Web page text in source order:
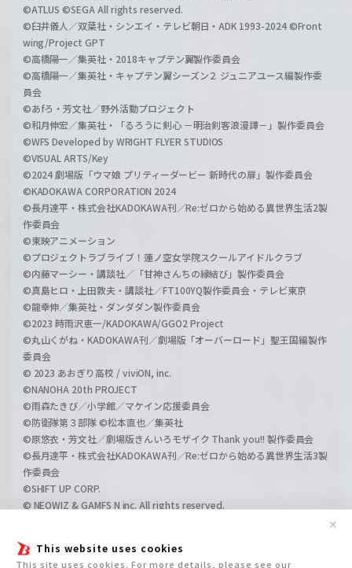
This website uses cookies
This site uses cookies. For more details, please see our
✕
©ATLUS ©SEGA All rights reserved.
©臼井儀人／双葉社・シンエイ・テレビ朝日・ADK 1993-2024 ©Front
wing/Project GPT
©高橋陽一／集英社・2018キャプテン翼製作委員会
©高橋陽一／集英社・キャプテン翼シーズン２ ジュニアユース編製作委
員会
©あfろ・芳文社／野外活動プロジェクト
©和月伸宏／集英社・「るろうに剣心 －明治剣客浪漫譚－」製作委員会
©WFS Developed by WRIGHT FLYER STUDIOS
©VISUAL ARTS/Key
©2024 劇場版「ウマ娘 プリティーダービー 新時代の扉」製作委員会
©KADOKAWA CORPORATION 2024
©長月達平・株式会社KADOKAWA刊／Re:ゼロから始める異世界生活2製
作委員会
©東映アニメーション
©プロジェクトラブライブ！蓮ノ空女学院スクールアイドルクラブ
©内藤マーシー・講談社／「甘神さんちの縁結び」製作委員会
©真島ヒロ・上田敦夫・講談社／FT100YQ製作委員会・テレビ東京
©龍幸伸／集英社・ダンダダン製作委員会
©2023 時雨沢恵一/KADOKAWA/GGO2 Project
©丸山くがね・KADOKAWA刊／劇場版「オーバーロード」聖王国編製作
委員会
© 2023 あおぎり高校 / viviON, inc.
©NANOHA 20th PROJECT
©雨森たきび／小学館／マケイン応援委員会
©防衛隊第３部隊 ©松本直也／集英社
©原悠衣・芳文社／劇場版きんいろモザイク Thank you!! 製作委員会
©長月達平・株式会社KADOKAWA刊／Re:ゼロから始める異世界生活3製
作委員会
©SHIFT UP CORP.
© NEOWIZ & GAMFS N inc. All rights reserved.
©GIRLS und PANZER Film Projekt